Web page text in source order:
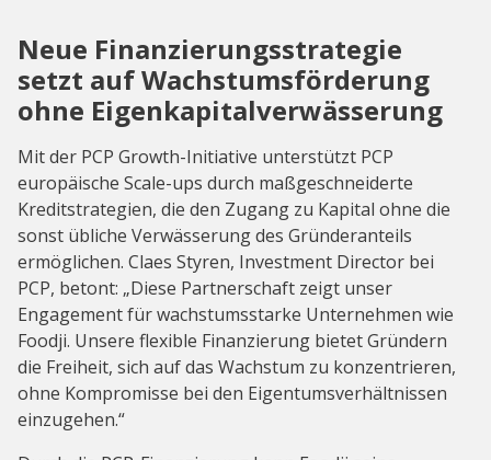
Neue Finanzierungsstrategie
setzt auf Wachstumsförderung
ohne Eigenkapitalverwässerung
Mit der PCP Growth-Initiative unterstützt PCP
europäische Scale-ups durch maßgeschneiderte
Kreditstrategien, die den Zugang zu Kapital ohne die
sonst übliche Verwässerung des Gründeranteils
ermöglichen. Claes Styren, Investment Director bei
PCP, betont: „Diese Partnerschaft zeigt unser
Engagement für wachstumsstarke Unternehmen wie
Foodji. Unsere flexible Finanzierung bietet Gründern
die Freiheit, sich auf das Wachstum zu konzentrieren,
ohne Kompromisse bei den Eigentumsverhältnissen
einzugehen.“